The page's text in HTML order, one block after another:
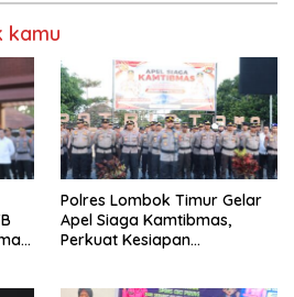
kamu
Polres Lombok Timur Gelar
Apel Siaga Kamtibmas,
Perkuat Kesiapan